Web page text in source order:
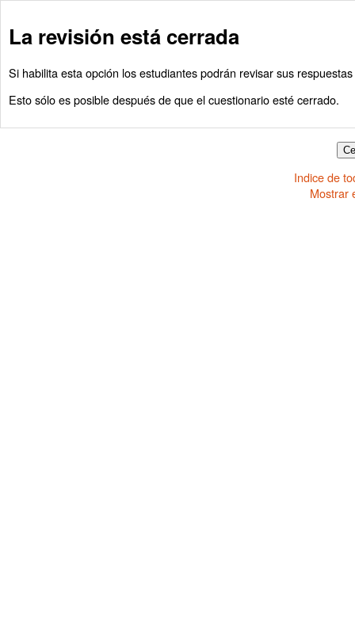
La revisión está cerrada
Si habilita esta opción los estudiantes podrán revisar sus
Esto sólo es posible después de que el cuestionario esté cerrado.
Indice de
Mostrar